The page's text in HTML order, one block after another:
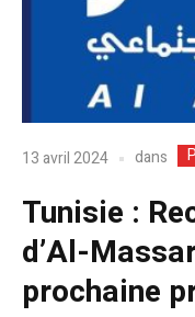
13 avril 2024 dans
Tunisie :
d’Al-
prochaine